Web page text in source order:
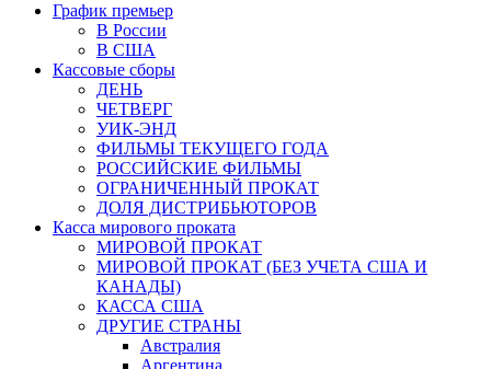
График премьер
В России
В США
Кассовые сборы
ДЕНЬ
ЧЕТВЕРГ
УИК-ЭНД
ФИЛЬМЫ ТЕКУЩЕГО ГОДА
РОССИЙСКИЕ ФИЛЬМЫ
ОГРАНИЧЕННЫЙ ПРОКАТ
ДОЛЯ ДИСТРИБЬЮТОРОВ
Касса мирового проката
МИРОВОЙ ПРОКАТ
МИРОВОЙ ПРОКАТ (БЕЗ УЧЕТА США И
КАНАДЫ)
КАССА США
ДРУГИЕ СТРАНЫ
Австралия
Аргентина